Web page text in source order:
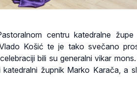
centru katedralne župe
Košić te je tako svečano
bili su generalni vikar
župnik Marko Karača, a